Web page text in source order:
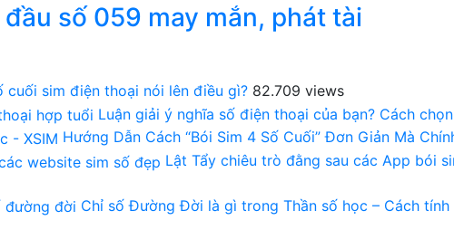
số 059 may mắn, phát tài
cuối sim điện thoại nói lên điều gì? 82.709 views
Luận giải ý nghĩa số điện thoại của bạn? Cách
Hướng Dẫn Cách “Bói Sim 4 Số Cuối” Đơn Giản Mà
Lật Tẩy chiêu trò đằng sau các App bói
Chỉ số Đường Đời là gì trong Thần số học – Cách